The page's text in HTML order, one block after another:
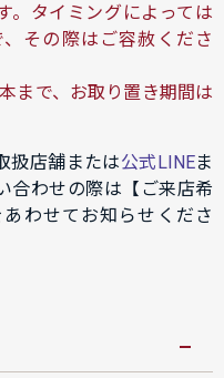
。タイミングによっては
その際はご容赦くださ
まで、お取り置き期間は
扱店舗または公式LINEま
合わせの際は【ご来店希
わせてお知らせくださ